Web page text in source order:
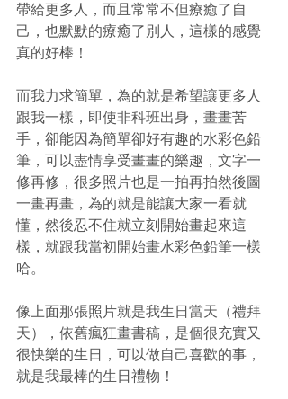
帶給更多人，而且常常不但療癒了自
己，也默默的療癒了別人，這樣的感覺
真的好棒！
而我力求簡單，為的就是希望讓更多人
跟我一樣，即使非科班出身，畫畫苦
手，卻能因為簡單卻好有趣的水彩色鉛
筆，可以盡情享受畫畫的樂趣，文字一
修再修，很多照片也是一拍再拍然後圖
一畫再畫，為的就是能讓大家一看就
懂，然後忍不住就立刻開始畫起來這
樣，就跟我當初開始畫水彩色鉛筆一樣
哈。
像上面那張照片就是我生日當天（禮拜
天），依舊瘋狂畫書稿，是個很充實又
很快樂的生日，可以做自己喜歡的事，
就是我最棒的生日禮物！